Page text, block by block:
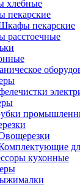
хлебные
пекарские
пекарские
расстоечные
кухонные